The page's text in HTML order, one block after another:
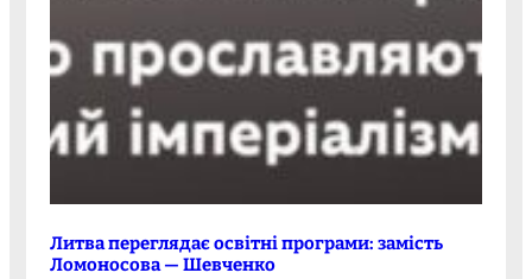
Литва переглядає освітні програми: замість
Ломоносова — Шевченко